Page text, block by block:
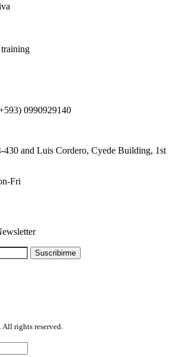
0990929140
430 and Luis Cordero, Cyede Building, 1st
Fri
rights reserved.